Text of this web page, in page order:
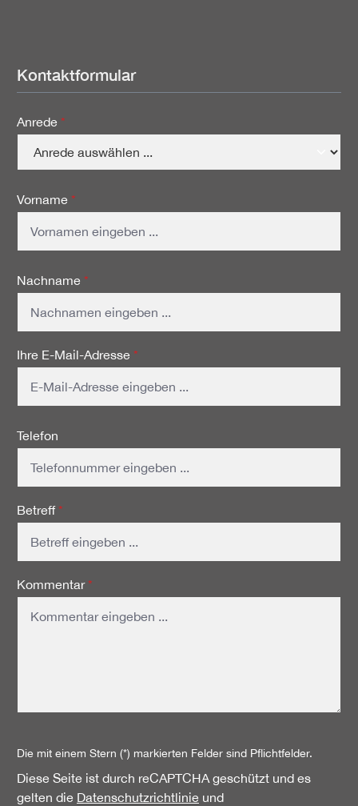
Kontaktformular
Anrede *
Vorname *
Nachname *
Ihre E-Mail-Adresse *
Telefon
Betreff*
Kommentar*
Die mit einem Stern (*) markierten Felder sind Pflichtfelder.
Diese Seite ist durch reCAPTCHA geschützt und es
gelten die Datenschutzrichtlinie und